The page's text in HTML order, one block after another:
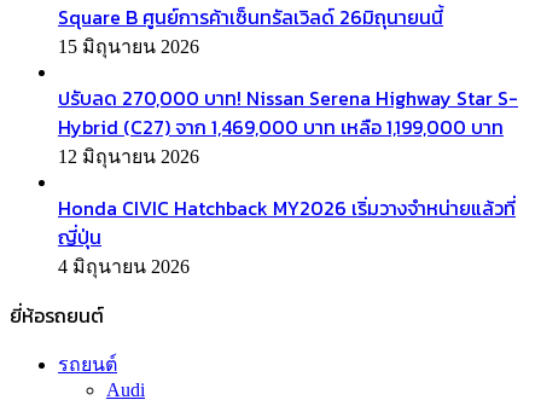
Square B ศูนย์การค้าเซ็นทรัลเวิลด์ 26มิถุนายนนี้
15 มิถุนายน 2026
ปรับลด 270,000 บาท! Nissan Serena Highway Star S-
Hybrid (C27) จาก 1,469,000 บาท เหลือ 1,199,000 บาท
12 มิถุนายน 2026
Honda CIVIC Hatchback MY2026 เริ่มวางจำหน่ายแล้วที่
ญี่ปุ่น
4 มิถุนายน 2026
ยี่ห้อรถยนต์
รถยนต์
Audi